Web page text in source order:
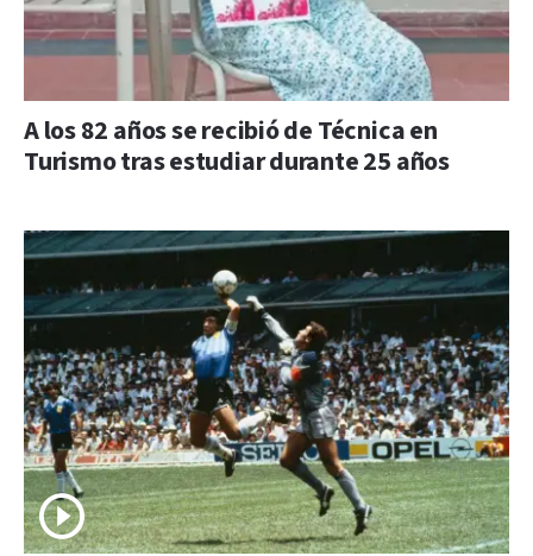
A los 82 años se recibió de Técnica en
Turismo tras estudiar durante 25 años